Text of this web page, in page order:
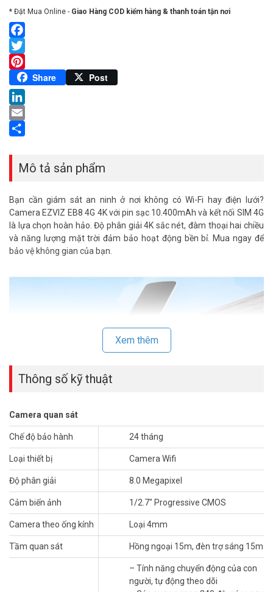
* Đặt Mua Online - Giao Hàng COD kiểm hàng & thanh toán tận nơi
Facebook
Twitter
Pinterest
Share Post
LinkedIn
Email
Mô tả sản phẩm
Bạn cần giám sát an ninh ở nơi không có Wi-Fi hay điện lưới?
Camera EZVIZ EB8 4G 4K với pin sạc 10.400mAh và kết nối SIM 4G
là lựa chọn hoàn hảo. Độ phân giải 4K sắc nét, đàm thoại hai chiều
và năng lượng mặt trời đảm bảo hoạt động bền bỉ. Mua ngay để
bảo vệ không gian của bạn.
Lý Do Chọn Camera EZVIZ EB8 4G 4K
Độ Phân Giải 4K Siêu Nét
Camera dùng pin
EZVIZ EB8 4G 4K mang đến hình ảnh chi tiết với
độ phân giải 3840×2160. Công nghệ WDR cân bằng ánh sáng, đảm
bảo hình ảnh rõ ràng dù trong điều kiện ngược sáng. Tính năng này
lý tưởng cho giám sát nông trại hoặc công trình rộng lớn. Mọi
chuyển động đều được ghi lại chính xác.
Kết Nối SIM 4G, Không Cần Wi-Fi
Sử dụng SIM 4G, camera hoạt động ổn định ở những khu vực xa
xôi. Bạn có thể giám sát rẫy nương hay nhà xưởng từ xa qua ứng
Xem thêm
Thông số kỹ thuật
Camera quan sát
Chế độ bảo hành 24 tháng
Loại thiết bị Camera Wifi
Độ phân giải 8.0 Megapixel
Cảm biến ảnh 1/2.7″ Progressive CMOS
Camera theo ống kính Loại 4mm
Tầm quan sát Hồng ngoại 15m, đèn trợ sáng 15m
– Tính năng chuyển động của con
người, tự động theo dõi